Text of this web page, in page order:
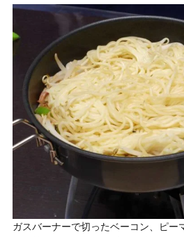
ガスバーナーで切ったベーコン、ピー